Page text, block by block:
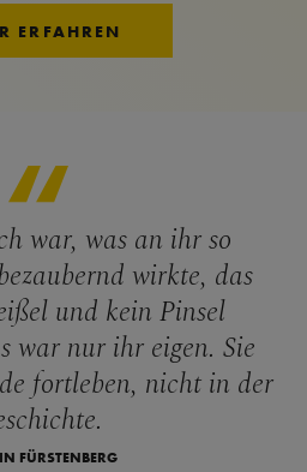
ERFAHREN
war, was an ihr so
wirkte, das
und kein Pinsel
war nur ihr eigen. Sie
fortleben, nicht in der
FÜRSTENBERG